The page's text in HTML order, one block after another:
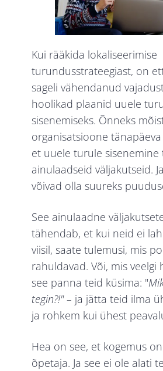
Kui rääkida lokaliseerimise
turundusstrateegiast, on
sageli vähendanud
hoolikad plaanid uuele
sisenemiseks. Õnneks
organisatsioone
et uuele turule sisenemine
ainulaadseid väljakutseid.
võivad olla suureks
See ainulaadne
tähendab, et kui neid ei
viisil, saate tulemusi, mis
rahuldavad. Või, mis veelgi
see panna teid küsima: "
tegin?!" – ja jätta teid ilma
ja rohkem kui ühest
Hea on see, et kogemus
õpetaja. Ja see ei ole alati